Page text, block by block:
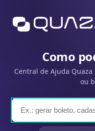
Como
Central de Ajuda
ou